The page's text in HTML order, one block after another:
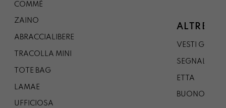
COMMÉ
ZAINO
ABRACCIALIBERE
TRACOLLA MINI
TOTE BAG
LAMAE
UFFICIOSA
ALTRE
VESTI
SEGNALIBRO
ETTA
BUONO